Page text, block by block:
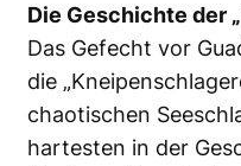
Die Geschichte der
Das Gefecht vor
die
chaotischen
hartesten in der